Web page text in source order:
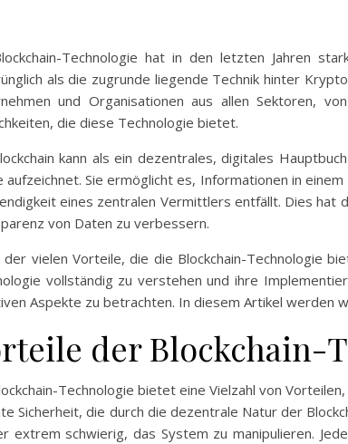
Technologie hat in den letzten Jahren
als die zugrunde liegende Technik hinter
und Organisationen aus allen Sektoren,
die diese Technologie bietet.
kann als ein dezentrales, digitales
aufzeichnet. Sie ermöglicht es, Informationen in
eines zentralen Vermittlers entfällt. Dies hat
von Daten zu verbessern.
vielen Vorteile, die die Blockchain-Technologie
vollständig zu verstehen und ihre
Aspekte zu betrachten. In diesem Artikel werden
der Blockchain-
Technologie bietet eine Vielzahl von
Sicherheit, die durch die dezentrale Natur der
extrem schwierig, das System zu manipulieren.